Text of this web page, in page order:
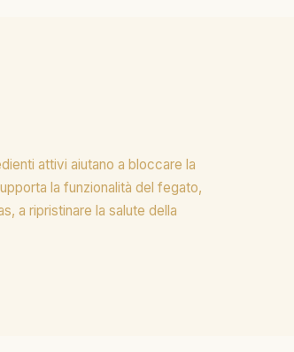
attivi aiutano a bloccare la
la funzionalità del fegato,
a ripristinare la salute della